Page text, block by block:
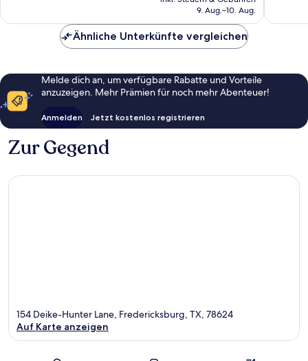
beträgt
9. Aug.–10. Aug.
Ähnliche Unterkünfte vergleichen
Melde dich an, um verfügbare Rabatte und Vorteile
anzuzeigen. Mehr Prämien für noch mehr Abenteuer!
Anmelden Jetzt kostenlos registrieren
Zur Gegend
154 Deike-Hunter Lane, Fredericksburg, TX, 78624
Auf Karte anzeigen